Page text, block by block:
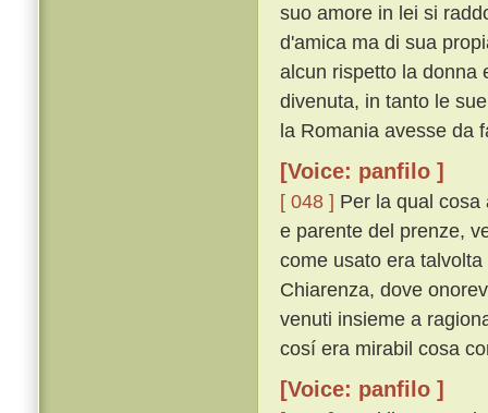
suo amore in lei si
d'amica ma di sua
alcun rispetto la donna
divenuta, in tanto le
la Romania avesse da
[Voice: panfilo ]
[ 048 ] Per la qual
e parente del prenze,
come usato era
Chiarenza, dove
venuti insieme a
cosí era mirabil cosa
[Voice: panfilo ]